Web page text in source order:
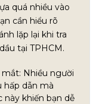
quá nhiều vào
cần hiểu rõ
lặp lại khi tra
tại TPHCM.
Nhiều người
hấp dẫn mà
khiến bạn dễ